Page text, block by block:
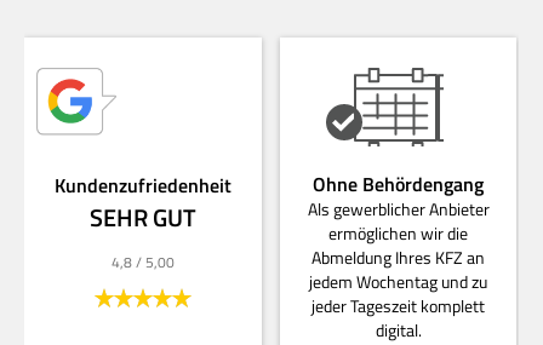
Kundenzufriedenheit
SEHR GUT
4,8/ 5,00
Ohne Behördengang
Als gewerblicher Anbieter
ermöglichen wir die
Abmeldung Ihres KFZ an
jedem Wochentag und zu
jeder Tageszeit komplett
digital.